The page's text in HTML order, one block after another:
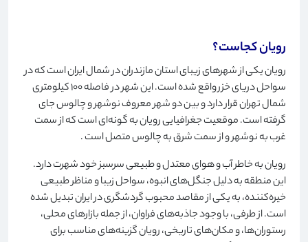
رویان کجاست؟
رویان یکی از شهرهای زیبای استان مازندران در شمال ایران است که در
سواحل دریای خزر واقع شده است. این شهر در فاصله 100 کیلومتری
شمال تهران قرار دارد و بین دو شهر معروف نوشهر و چالوس جای
گرفته است. موقعیت جغرافیایی رویان به گونه‌ای است که از سمت
غرب به نوشهر و از سمت شرق به چالوس متصل است.
رویان به خاطر آب و هوای معتدل و طبیعی سرسبز خود شهرت دارد.
این منطقه به دلیل جنگل‌های انبوه، سواحل زیبا و مناظر طبیعی
خیره‌کننده، به یکی از مقاصد محبوب گردشگری در ایران تبدیل شده
است. از طرفی، با وجود جاذبه‌های فراوان، از جمله بازارهای محلی،
رستوران‌ها، و مکان‌های تاریخی، رویان گزینه‌های مناسب برای